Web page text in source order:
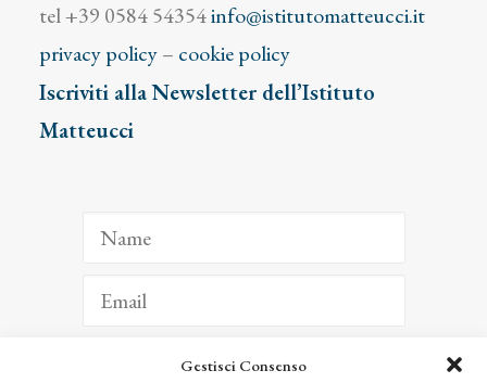
Gestisci Consenso
tel +39 0584 54354info@istitutomatteucci.it
privacy policy– cookie policy
Iscriviti alla Newsletter dell’Istituto
Matteucci
ISCRIVITI